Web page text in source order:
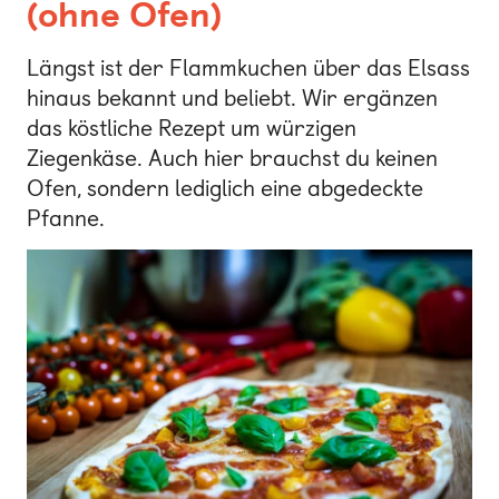
(ohne Ofen)
Längst ist der Flammkuchen über das Elsass
hinaus bekannt und beliebt. Wir ergänzen
das köstliche Rezept um würzigen
Ziegenkäse. Auch hier brauchst du keinen
Ofen, sondern lediglich eine abgedeckte
Pfanne.